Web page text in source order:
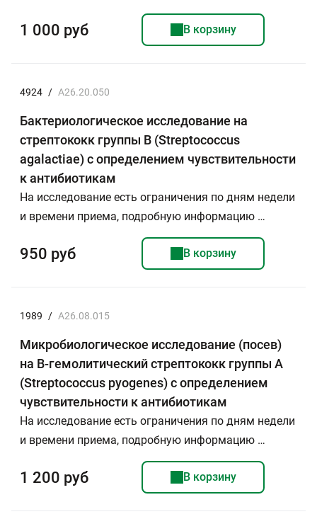
1 000 руб В корзину
4924 / A26.20.050
Бактериологическое исследование на
стрептококк группы В (Streptococcus
agalactiae) с определением чувствительности
к антибиотикам
На исследование есть ограничения по дням недели
и времени приема, подробную информацию …
950 руб В корзину
1989 / A26.08.015
Микробиологическое исследование (посев)
на B-гемолитический стрептококк группы А
(Streptococcus pyogenes) с определением
чувствительности к антибиотикам
На исследование есть ограничения по дням недели
и времени приема, подробную информацию …
1 200 руб В корзину